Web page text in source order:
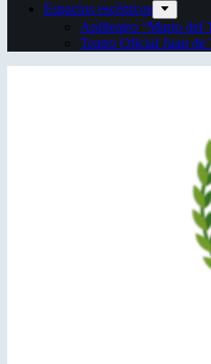
Espacios escénicos
Anfiteatro “Mario del
Teatro Oficial Juan de